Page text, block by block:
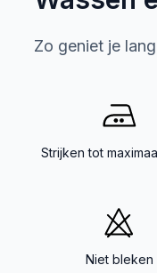
Zo geniet je
Strijken tot
Niet bleken